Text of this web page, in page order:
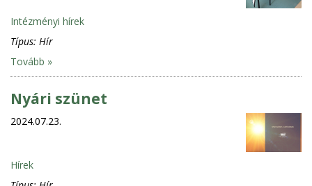
Intézményi hírek
Típus: Hír
Tovább »
Nyári szünet
2024.07.23.
Hírek